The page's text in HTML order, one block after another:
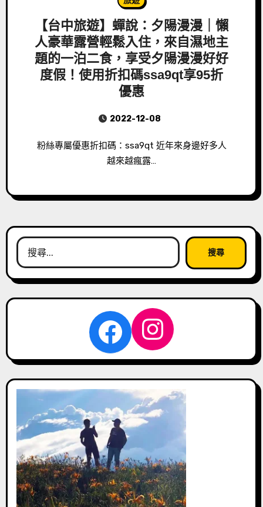
【台中旅遊】蟬說：夕陽漫漫｜懶
人豪華露營輕鬆入住，來自濕地主
題的一泊二食，享受夕陽漫漫好好
度假！使用折扣碼ssa9qt享95折
優惠
2022-12-08
粉絲專屬優惠折扣碼：ssa9qt 近年來身邊好多人
越來越瘋露…
搜
尋
關
Facebook